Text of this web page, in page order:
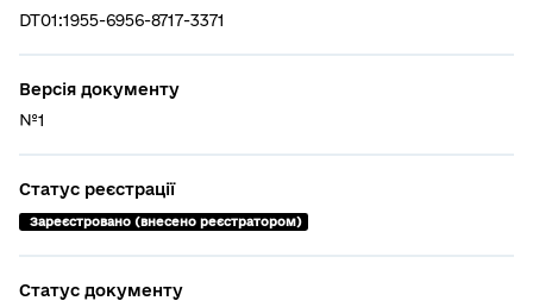
DT01:1955-6956-8717-3371
Версія документу
№1
Статус реєстрації
Зареєстровано (внесено реєстратором)
Статус документу